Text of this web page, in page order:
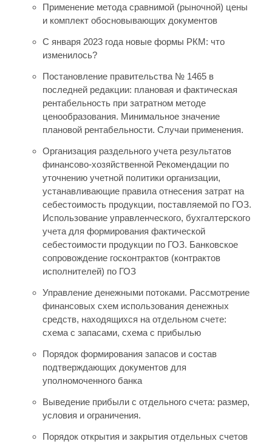
Применение метода сравнимой (рыночной) цены
и комплект обосновывающих документов
С января 2023 года новые формы РКМ: что
изменилось?
Постановление правительства № 1465 в
последней редакции: плановая и фактическая
рентабельность при затратном методе
ценообразования. Минимальное значение
плановой рентабельности. Случаи применения.
Организация раздельного учета результатов
финансово-хозяйственной Рекомендации по
уточнению учетной политики организации,
устанавливающие правила отнесения затрат на
себестоимость продукции, поставляемой по ГОЗ.
Использование управленческого, бухгалтерского
учета для формирования фактической
себестоимости продукции по ГОЗ. Банковское
сопровождение госконтрактов (контрактов
исполнителей) по ГОЗ
Управление денежными потоками. Рассмотрение
финансовых схем использования денежных
средств, находящихся на отдельном счете:
схема с запасами, схема с прибылью
Порядок формирования запасов и состав
подтверждающих документов для
уполномоченного банка
Выведение прибыли с отдельного счета: размер,
условия и ограничения.
Порядок открытия и закрытия отдельных счетов